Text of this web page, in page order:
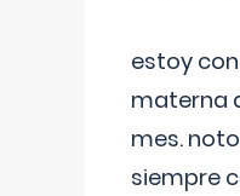
estoy
materna
mes.
siempre